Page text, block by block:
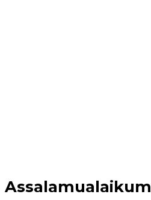
Assalamualaikum